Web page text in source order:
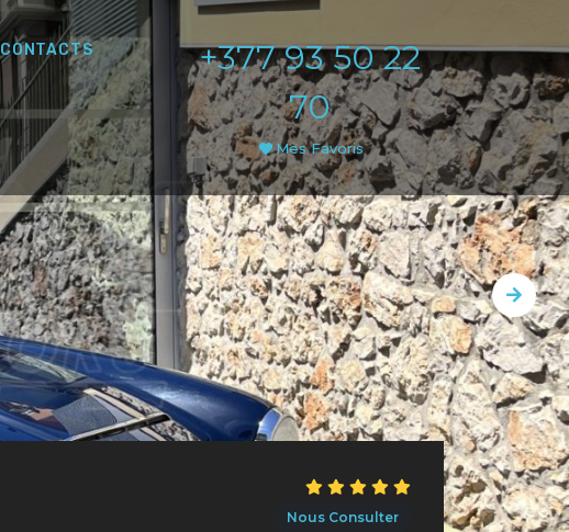
CONTACTS
+377 93 50 22
70
Mes Favoris
Nous Consulter